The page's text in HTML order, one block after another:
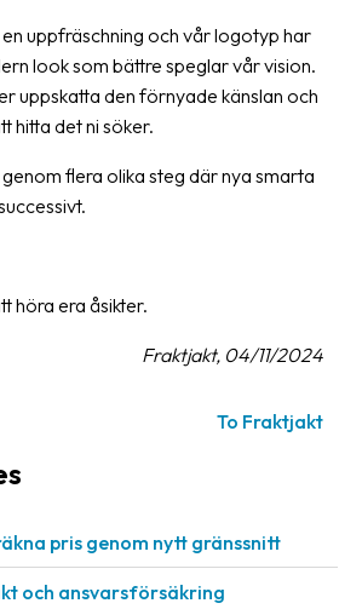
uppfräschning och vår logotyp har
look som bättre speglar vår vision.
uppskatta den förnyade känslan och
hitta det ni söker.
flera olika steg där nya smarta
höra era åsikter.
Fraktjakt, 04/11/2024
To Fraktjakt
pris genom nytt gränssnitt
och ansvarsförsäkring